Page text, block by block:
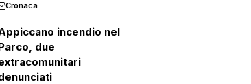
Cronaca
incendio nel
due